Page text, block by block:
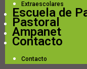
Extraescolares
Escuela de
Pastoral
Ampanet
Contacto
Contacto